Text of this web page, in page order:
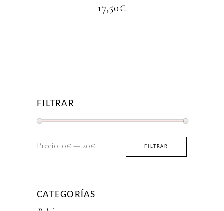
17,50€
FILTRAR
Precio
Precio
FILTRAR
Precio: 0€— 20€
CATEGORÍAS